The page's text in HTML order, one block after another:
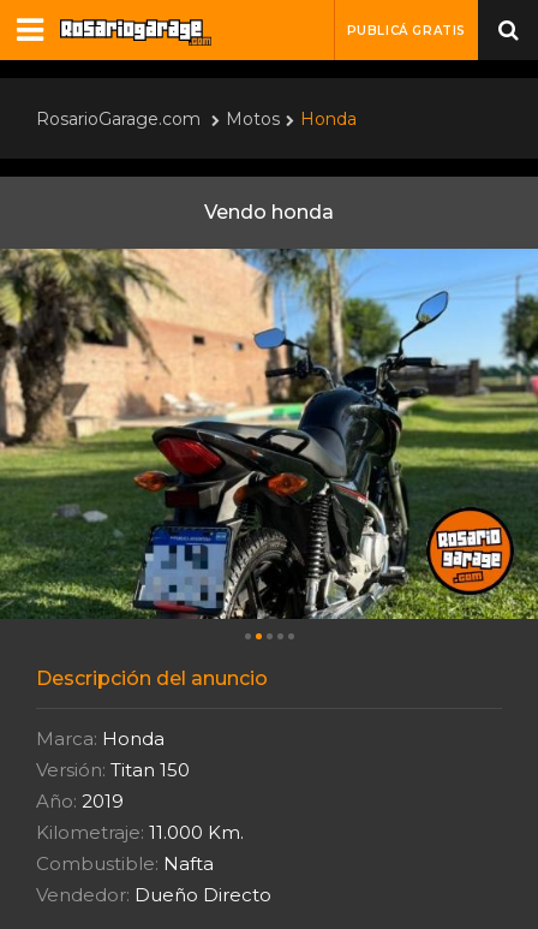
PUBLICÁ GRATIS
RosarioGarage.com Motos Honda
Vendo honda
Descripción del anuncio
Marca: Honda
Versión: Titan 150
Año: 2019
Kilometraje: 11.000 Km.
Combustible: Nafta
Vendedor: Dueño Directo